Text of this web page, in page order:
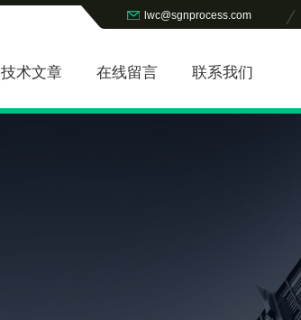
lwc@sgnprocess.com
技术文章 在线留言 联系我们